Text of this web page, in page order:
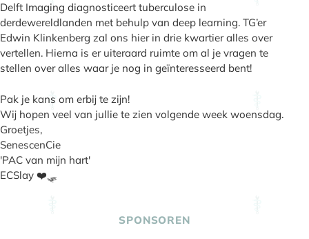
Delft Imaging diagnosticeert tuberculose in
derdewereldlanden met behulp van deep learning. TG’er
Edwin Klinkenberg zal ons hier in drie kwartier alles over
vertellen. Hierna is er uiteraard ruimte om al je vragen te
stellen over alles waar je nog in geïnteresseerd bent!
Pak je kans om erbij te zijn!
Wij hopen veel van jullie te zien volgende week woensdag.
Groetjes,
SenescenCie
'PAC van mijn hart'
ECSlay ❤️🛷
SPONSOREN